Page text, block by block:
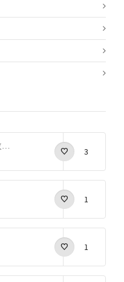
腾讯CEO马化腾感恩深圳感恩改革开放
3
1
1